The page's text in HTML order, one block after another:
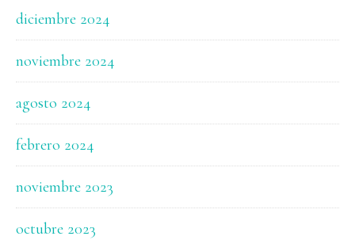
diciembre 2024
noviembre 2024
agosto 2024
febrero 2024
noviembre 2023
octubre 2023